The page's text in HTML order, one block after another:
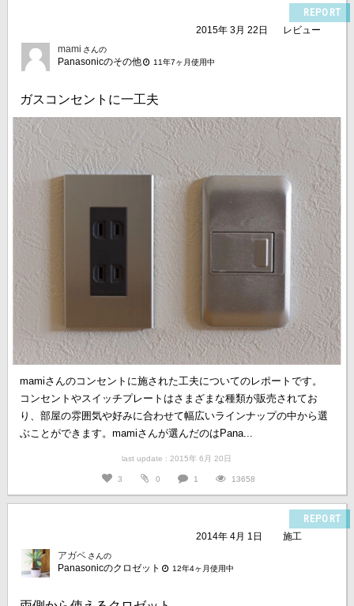
REPORT
2015年 3月 22日
レビュー
mami さんの
Panasonicのその他 11年7ヶ月使用中
ガスコンセントに一工夫
mamiさんのコンセントに施された工夫についてのレポートです。
コンセントやスイッチプレートはさまざまな種類が販売されてお
り、部屋の雰囲気や好みに合わせて幅広いラインナップの中から選
ぶことができます。mamiさんが選んだのはPana...
last update : 2015年 6月 20日
3 0 1 13658
REPORT
2014年 4月 1日
施工
アガベ さんの
Panasonicのクロゼット 12年4ヶ月使用中